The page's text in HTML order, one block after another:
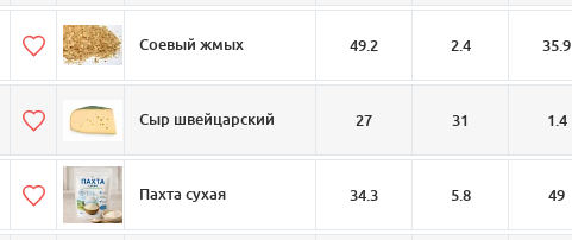
Соевый жмых 49.2 2.4 35.9
Сыр швейцарский 27 31 1.4
Пахта сухая 34.3 5.8 49